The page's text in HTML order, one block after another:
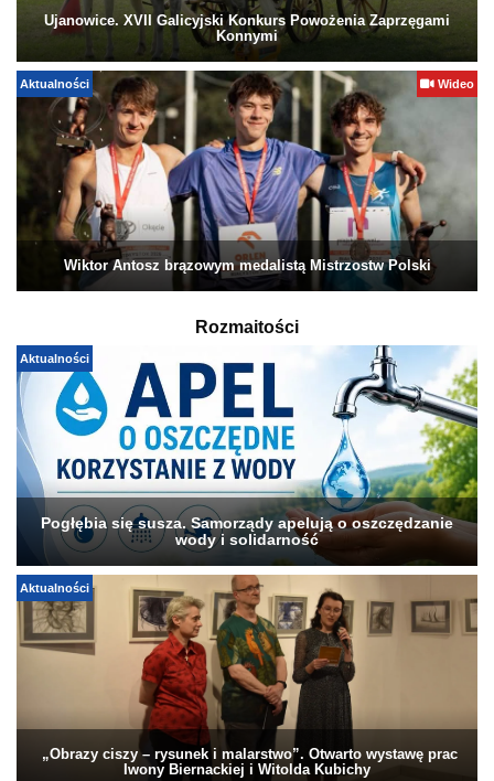
Ujanowice. XVII Galicyjski Konkurs Powożenia Zaprzęgami
Konnymi
Aktualności Wideo
Wiktor Antosz brązowym medalistą Mistrzostw Polski
Rozmaitości
Aktualności
Pogłębia się susza. Samorządy apelują o oszczędzanie
wody i solidarność
Aktualności
„Obrazy ciszy – rysunek i malarstwo”. Otwarto wystawę prac
Iwony Biernackiej i Witolda Kubichy